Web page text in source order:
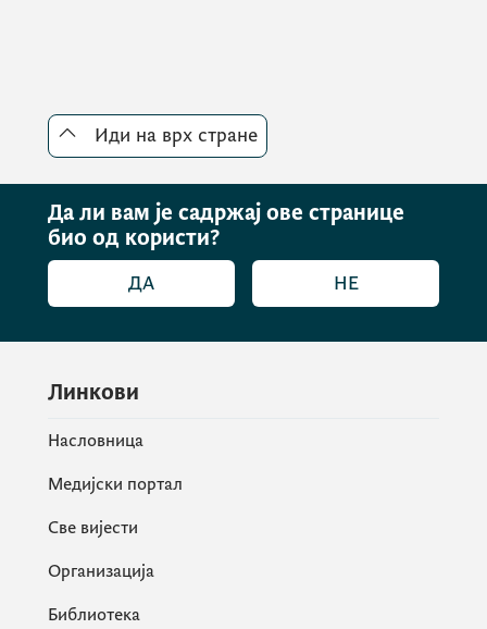
Иди на врх стране
Да ли вам је садржај ове странице
био од користи?
ДА НЕ
Линкови
Насловница
Медијски портал
Све вијести
Организација
Библиотека